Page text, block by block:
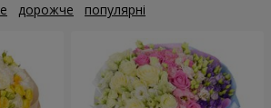
дорожче популярні